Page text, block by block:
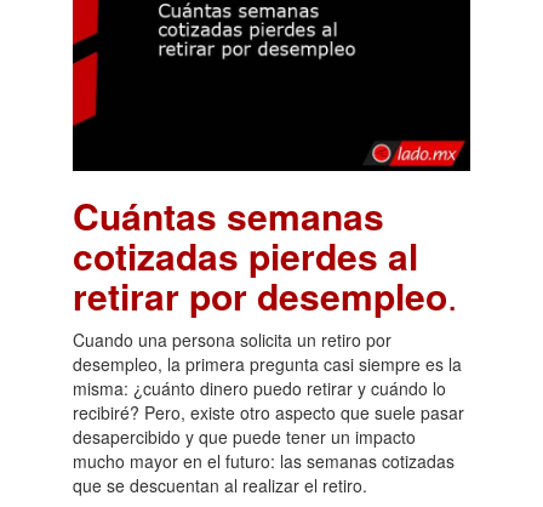
Cuántas semanas
cotizadas pierdes al
retirar por desempleo.
Cuando una persona solicita un retiro por
desempleo, la primera pregunta casi siempre es la
misma: ¿cuánto dinero puedo retirar y cuándo lo
recibiré? Pero, existe otro aspecto que suele pasar
desapercibido y que puede tener un impacto
mucho mayor en el futuro: las semanas cotizadas
que se descuentan al realizar el retiro.